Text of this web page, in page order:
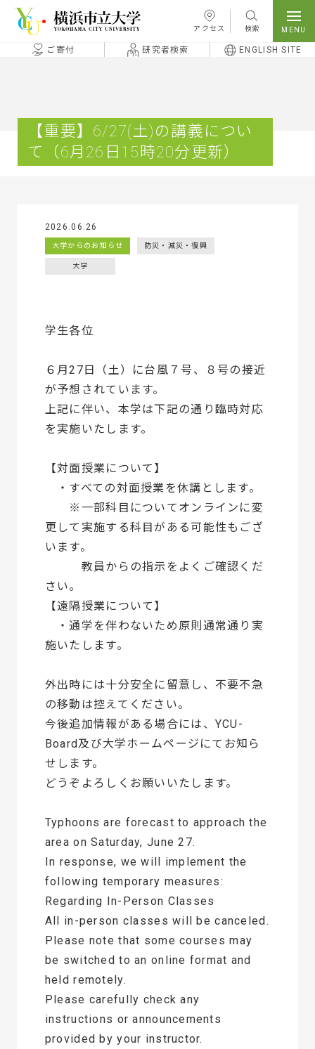
本文へ移動
アクセス 検索
ご寄付 研究者検索 ENGLISH SITE
【重要】6/27(土)の講義につい
て（6月26日15時20分更新）
2026.06.26
大学からのお知らせ 防災・減災・復興
大学
学生各位
６月27日（土）に台風７号、８号の接近
が予想されています。
上記に伴い、本学は下記の通り臨時対応
を実施いたします。
【対面授業について】
・すべての対面授業を休講とします。
※一部科目についてオンラインに変
更して実施する科目がある可能性もござ
います。
教員からの指示をよくご確認くだ
さい。
【遠隔授業について】
・通学を伴わないため原則通常通り実
施いたします。
外出時には十分安全に留意し、不要不急
の移動は控えてください。
今後追加情報がある場合には、YCU-
Board及び大学ホームページにてお知ら
せします。
どうぞよろしくお願いいたします。
Typhoons are forecast to approach the
area on Saturday, June 27.
In response, we will implement the
following temporary measures:
Regarding In-Person Classes
All in-person classes will be canceled.
Please note that some courses may
be switched to an online format and
held remotely.
Please carefully check any
instructions or announcements
provided by your instructor.